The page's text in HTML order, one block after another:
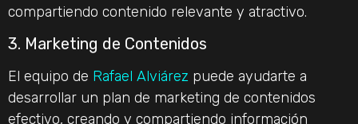
compartiendo contenido relevante y atractivo.
3. Marketing de Contenidos
El equipo de Rafael Alviárez puede ayudarte a
desarrollar un plan de marketing de contenidos
efectivo, creando y compartiendo información